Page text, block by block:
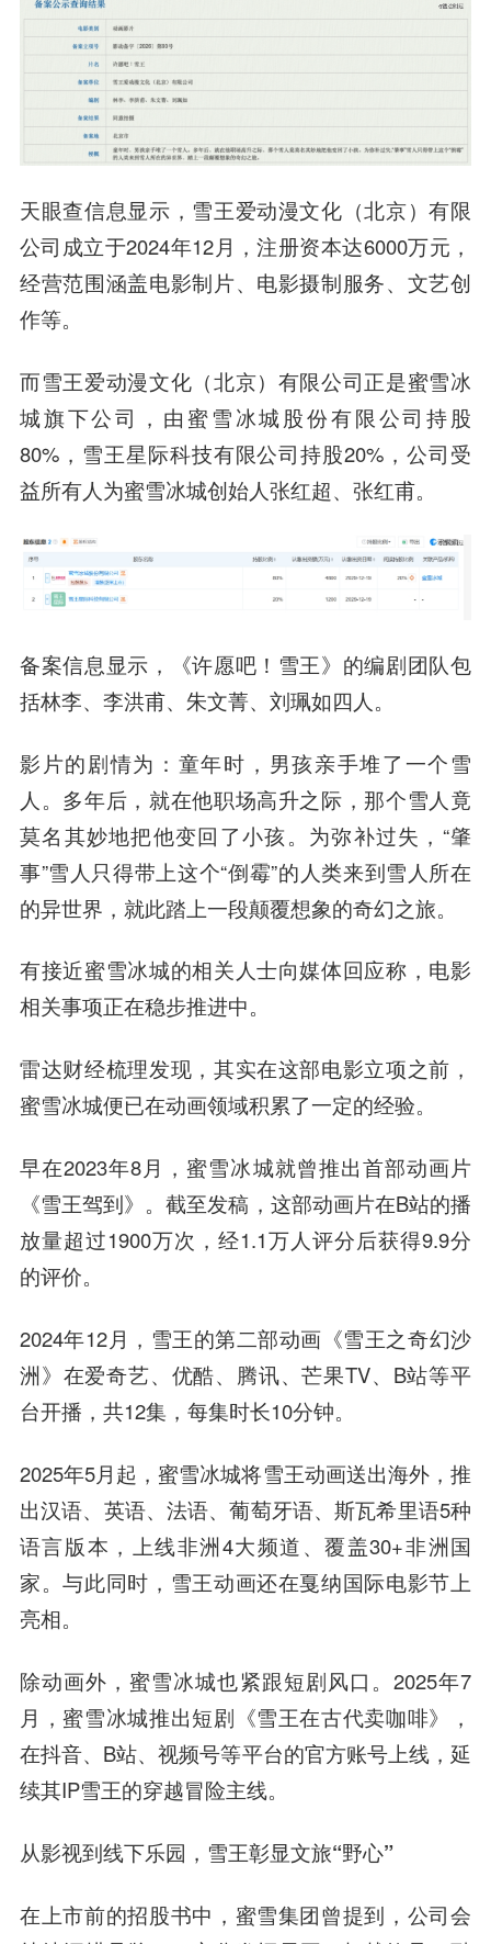
天眼查信息显示，雪王爱动漫文化（北京）有限
公司成立于2024年12月，注册资本达6000万元，
经营范围涵盖电影制片、电影摄制服务、文艺创
作等。
而雪王爱动漫文化（北京）有限公司正是蜜雪冰
城旗下公司，由蜜雪冰城股份有限公司持股
80%，雪王星际科技有限公司持股20%，公司受
益所有人为蜜雪冰城创始人张红超、张红甫。
备案信息显示，《许愿吧！雪王》的编剧团队包
括林李、李洪甫、朱文菁、刘珮如四人。
影片的剧情为：童年时，男孩亲手堆了一个雪
人。多年后，就在他职场高升之际，那个雪人竟
莫名其妙地把他变回了小孩。为弥补过失，“肇
事”雪人只得带上这个“倒霉”的人类来到雪人所在
的异世界，就此踏上一段颠覆想象的奇幻之旅。
有接近蜜雪冰城的相关人士向媒体回应称，电影
相关事项正在稳步推进中。
雷达财经梳理发现，其实在这部电影立项之前，
蜜雪冰城便已在动画领域积累了一定的经验。
早在2023年8月，蜜雪冰城就曾推出首部动画片
《雪王驾到》。截至发稿，这部动画片在B站的播
放量超过1900万次，经1.1万人评分后获得9.9分
的评价。
2024年12月，雪王的第二部动画《雪王之奇幻沙
洲》在爱奇艺、优酷、腾讯、芒果TV、B站等平
台开播，共12集，每集时长10分钟。
2025年5月起，蜜雪冰城将雪王动画送出海外，推
出汉语、英语、法语、葡萄牙语、斯瓦希里语5种
语言版本，上线非洲4大频道、覆盖30+非洲国
家。与此同时，雪王动画还在戛纳国际电影节上
亮相。
除动画外，蜜雪冰城也紧跟短剧风口。2025年7
月，蜜雪冰城推出短剧《雪王在古代卖咖啡》，
在抖音、B站、视频号等平台的官方账号上线，延
续其IP雪王的穿越冒险主线。
从影视到线下乐园，雪王彰显文旅“野心”
在上市前的招股书中，蜜雪集团曾提到，公司会